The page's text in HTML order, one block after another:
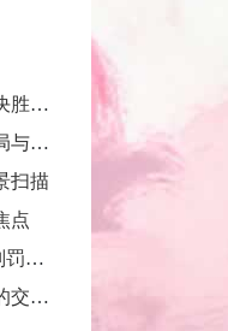
汇
**
扫描
点
局
方案